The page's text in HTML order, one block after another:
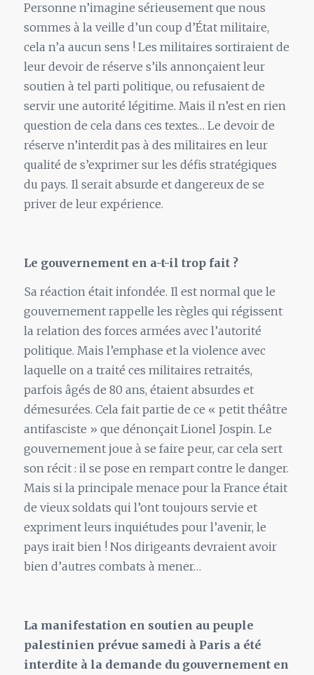
Personne n’imagine sérieusement que nous
sommes à la veille d’un coup d’État militaire,
cela n’a aucun sens ! Les militaires sortiraient de
leur devoir de réserve s’ils annonçaient leur
soutien à tel parti politique, ou refusaient de
servir une autorité légitime. Mais il n’est en rien
question de cela dans ces textes… Le devoir de
réserve n’interdit pas à des militaires en leur
qualité de s’exprimer sur les défis stratégiques
du pays. Il serait absurde et dangereux de se
priver de leur expérience.
Le gouvernement en a-t-il trop fait ?
Sa réaction était infondée. Il est normal que le
gouvernement rappelle les règles qui régissent
la relation des forces armées avec l’autorité
politique. Mais l’emphase et la violence avec
laquelle on a traité ces militaires retraités,
parfois âgés de 80 ans, étaient absurdes et
démesurées. Cela fait partie de ce « petit théâtre
antifasciste » que dénonçait Lionel Jospin. Le
gouvernement joue à se faire peur, car cela sert
son récit : il se pose en rempart contre le danger.
Mais si la principale menace pour la France était
de vieux soldats qui l’ont toujours servie et
expriment leurs inquiétudes pour l’avenir, le
pays irait bien ! Nos dirigeants devraient avoir
bien d’autres combats à mener…
La manifestation en soutien au peuple
palestinien prévue samedi à Paris a été
interdite à la demande du gouvernement en